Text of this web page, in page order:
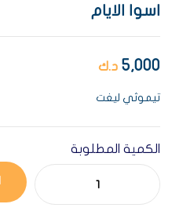
اسوا الايام
5,000 د.ك
تيموثي ليغت
الكمية المطلوبة